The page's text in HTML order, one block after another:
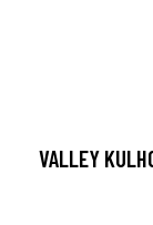
VALLEY